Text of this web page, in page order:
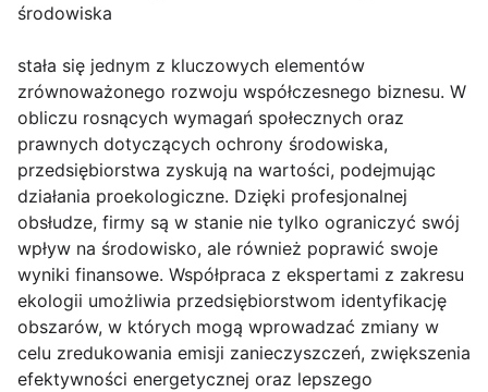
środowiska
stała się jednym z kluczowych elementów
zrównoważonego rozwoju współczesnego biznesu. W
obliczu rosnących wymagań społecznych oraz
prawnych dotyczących ochrony środowiska,
przedsiębiorstwa zyskują na wartości, podejmując
działania proekologiczne. Dzięki profesjonalnej
obsłudze, firmy są w stanie nie tylko ograniczyć swój
wpływ na środowisko, ale również poprawić swoje
wyniki finansowe. Współpraca z ekspertami z zakresu
ekologii umożliwia przedsiębiorstwom identyfikację
obszarów, w których mogą wprowadzać zmiany w
celu zredukowania emisji zanieczyszczeń, zwiększenia
efektywności energetycznej oraz lepszego